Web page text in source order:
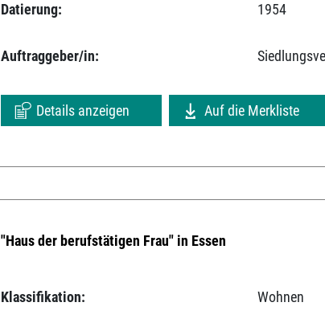
Datierung:
1954
Auftraggeber/in:
Details anzeigen Auf die Merkliste
"Haus der berufstätigen Frau" in Essen
Klassifikation: Wohnen